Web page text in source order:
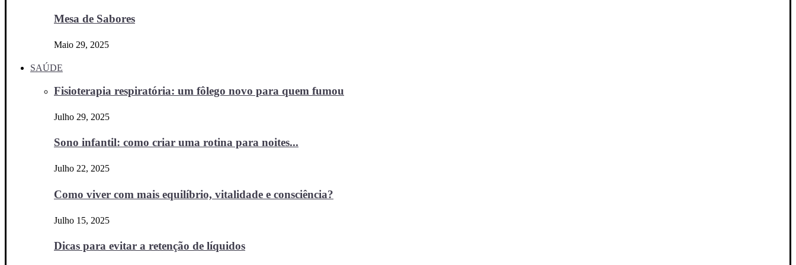
Mesa de Sabores
Maio 29, 2025
SAÚDE
Fisioterapia respiratória: um fôlego novo para quem fumou
Julho 29, 2025
Sono infantil: como criar uma rotina para noites...
Julho 22, 2025
Como viver com mais equilíbrio, vitalidade e consciência?
Julho 15, 2025
Dicas para evitar a retenção de líquidos